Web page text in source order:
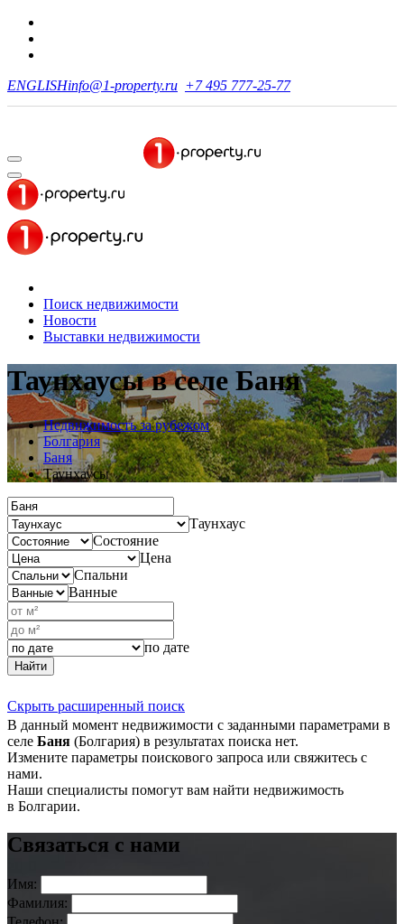
ENGLISHinfo@1-property.ru +7 495 777-25-77
Поиск недвижимости
Новости
Выставки недвижимости
Таунхаусыв селе Баня
Недвижимость за рубежом
Болгария
Баня
Таунхаусы
Таунхаус
Состояние
Цена
Спальни
Ванные
по дате
Найти
Скрыть расширенный поиск
В данный момент недвижимости с заданными параметрами в
селе Баня (Болгария) в результатах поиска нет.
Измените параметры поискового запроса или свяжитесь с
нами.
Наши специалисты помогут вам найти недвижимость
в Болгарии.
Связаться с нами
Имя:
Фамилия: